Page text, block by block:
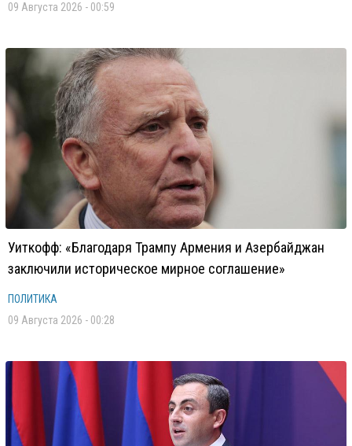
09 Августа 2026 - 00:59
Уиткофф: «Благодаря Трампу Армения и Азербайджан
заключили историческое мирное соглашение»
ПОЛИТИКА
09 Августа 2026 - 00:28